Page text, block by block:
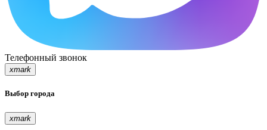
Телефонный звонок
xmark
Выбор города
xmark